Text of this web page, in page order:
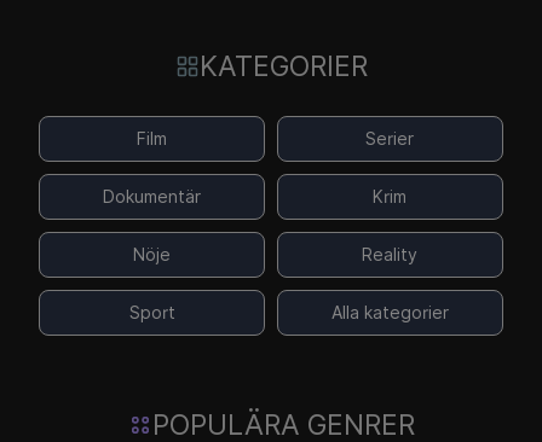
KATEGORIER
Film Serier
Dokumentär Krim
Nöje Reality
Sport Alla kategorier
POPULÄRA GENRER